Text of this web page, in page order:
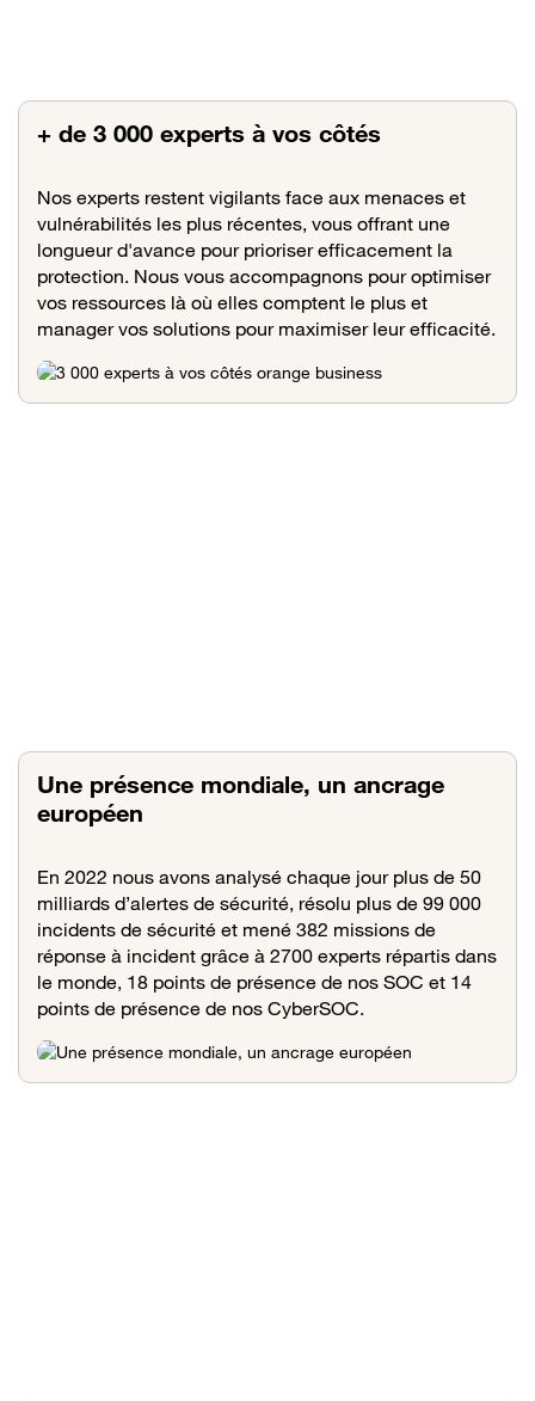
+ de 3 000 experts à vos côtés
Nos experts restent vigilants face aux menaces et
vulnérabilités les plus récentes, vous offrant une
longueur d'avance pour prioriser efficacement la
protection. Nous vous accompagnons pour optimiser
vos ressources là où elles comptent le plus et
manager vos solutions pour maximiser leur efficacité.
Une présence mondiale, un ancrage
européen
En 2022 nous avons analysé chaque jour plus de 50
milliards d’alertes de sécurité, résolu plus de 99 000
incidents de sécurité et mené 382 missions de
réponse à incident grâce à 2700 experts répartis dans
le monde, 18 points de présence de nos SOC et 14
points de présence de nos CyberSOC.